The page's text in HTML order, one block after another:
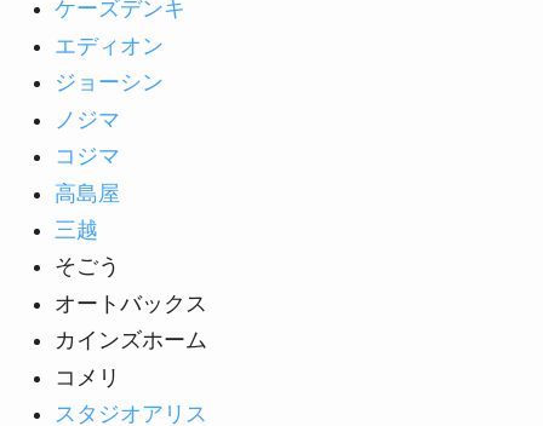
ケーズデンキ
エディオン
ジョーシン
ノジマ
コジマ
高島屋
三越
そごう
オートバックス
カインズホーム
コメリ
スタジオアリス